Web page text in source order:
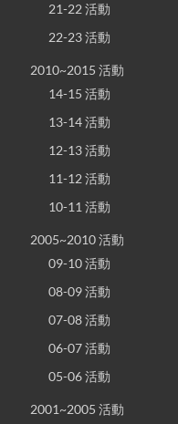
21-22 活動
22-23 活動
2010~2015 活動
14-15 活動
13-14 活動
12-13 活動
11-12 活動
10-11 活動
2005~2010 活動
09-10 活動
08-09 活動
07-08 活動
06-07 活動
05-06 活動
2001~2005 活動